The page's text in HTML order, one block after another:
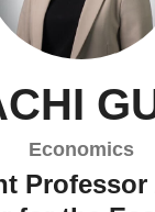
奨学金
Economics
Professor